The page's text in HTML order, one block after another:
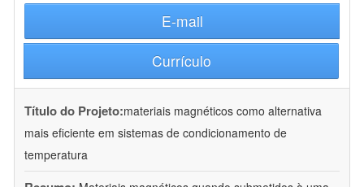
E-mail
Currículo
Título do Projeto:materiais magnéticos como alternativa
mais eficiente em sistemas de condicionamento de
temperatura